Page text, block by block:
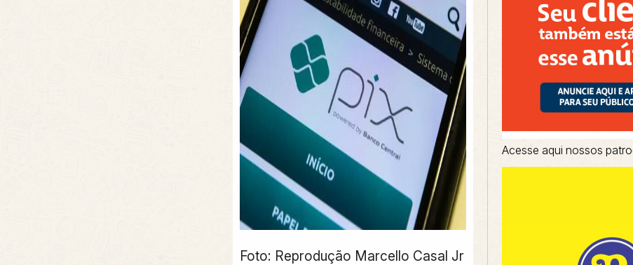
Foto: Reprodução Marcello Casal Jr
Acesse aqui nossos